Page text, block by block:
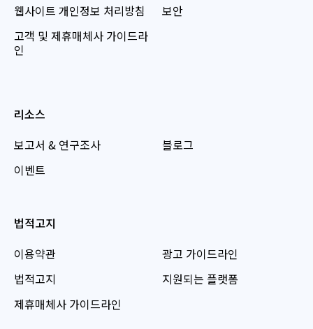
웹사이트 개인정보 처리방침
고객 및 제휴매체사 가이드라
인
보안
리소스
보고서 & 연구조사
이벤트
블로그
법적고지
이용약관
법적고지
제휴매체사 가이드라인
광고 가이드라인
지원되는 플랫폼